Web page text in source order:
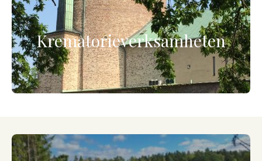
Krematorieverksamheten